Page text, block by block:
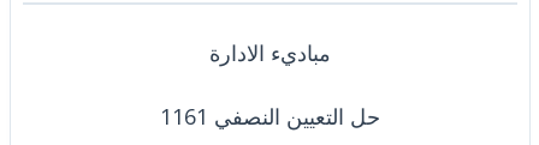
مباديء الادارة
حل التعيين النصفي 1161